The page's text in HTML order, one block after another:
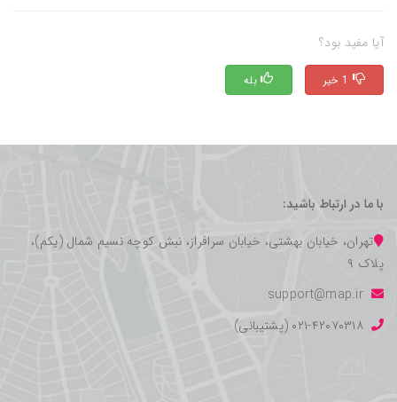
آیا مفید بود؟
بله 1 خیر
با ما در ارتباط باشید:
تهران، خیابان بهشتی، خیابان سرافراز، نبش کوچه نسیم شمال (یکم)،
پلاک ۹